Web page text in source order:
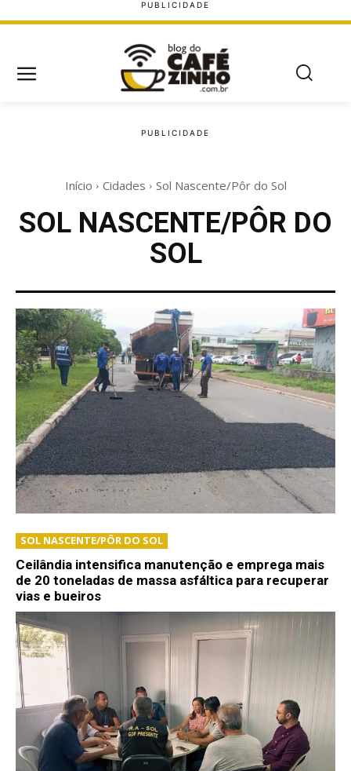
Início Cidades Sol Nascente/Pôr do Sol
SOL NASCENTE/PÔR DO
SOL
SOL NASCENTE/PÔR DO SOL
Ceilândia intensifica manutenção e emprega mais
de 20 toneladas de massa asfáltica para recuperar
vias e bueiros